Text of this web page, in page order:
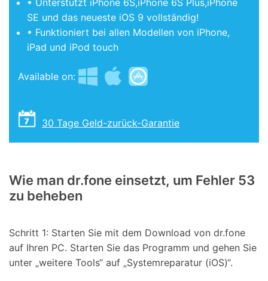
• Unterstützt iPhone 6S,iPhone 6S Plus,iPhone
SE und das neueste iOS 9 vollständig!
• Funktioniert bei allen Modellen von iPhone,
iPad und iPod touch
Available on:
30 Tage Geld-zurück-Garantie
Wie man dr.fone einsetzt, um Fehler 53
zu beheben
Schritt 1: Starten Sie mit dem Download von dr.fone
auf Ihren PC. Starten Sie das Programm und gehen Sie
unter „weitere Tools“ auf „Systemreparatur (iOS)“.